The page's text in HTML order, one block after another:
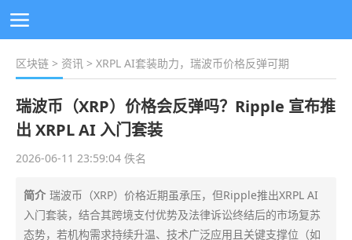
区块链 > 资讯 > XRPL AI套装助力，瑞波币价格反弹可期
瑞波币（XRP）价格会反弹吗？Ripple 宣布推
出 XRPL AI 入门套装
2026-06-11 23:59:04 佚名
简介 瑞波币（XRP）价格近期虽承压，但Ripple推出XRPL AI
入门套装，结合其跨境支付优势及法律诉讼终结后的市场复苏
态势，若机构需求持续升温、技术广泛应用且关键支撑位（如